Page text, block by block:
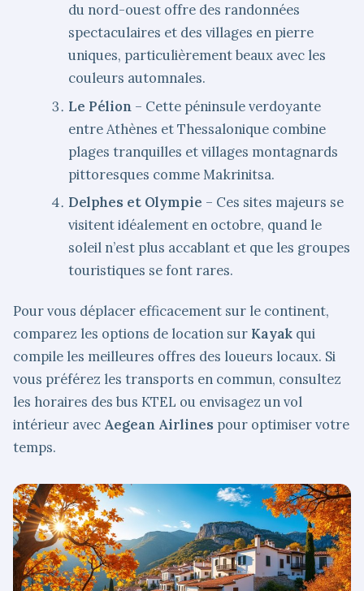
du nord-ouest offre des randonnées
spectaculaires et des villages en pierre
uniques, particulièrement beaux avec les
couleurs automnales.
Le Pélion – Cette péninsule verdoyante
entre Athènes et Thessalonique combine
plages tranquilles et villages montagnards
pittoresques comme Makrinitsa.
Delphes et Olympie – Ces sites majeurs se
visitent idéalement en octobre, quand le
soleil n’est plus accablant et que les groupes
touristiques se font rares.
Pour vous déplacer efficacement sur le continent,
comparez les options de location sur Kayak qui
compile les meilleures offres des loueurs locaux. Si
vous préférez les transports en commun, consultez
les horaires des bus KTEL ou envisagez un vol
intérieur avec Aegean Airlines pour optimiser votre
temps.